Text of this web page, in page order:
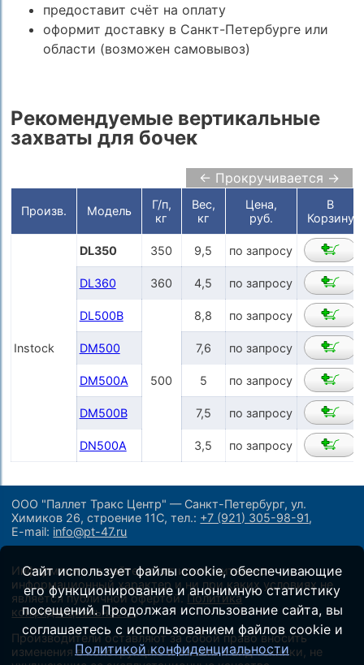
предоставит счёт на оплату
оформит доставку в Санкт-Петербурге или
области (возможен самовывоз)
Рекомендуемые вертикальные
захваты для бочек
← Прокручивается →
Произв. Модель
Г/п,
кг
Вес,
кг
Цена,
руб.
В
Корзину
Instock
DL350 350 9,5 по запросу
DL360 360 4,5 по запросу
DL500B
500
8,8 по запросу
DM500 7,6 по запросу
DM500A 5 по запросу
DM500B 7,5 по запросу
DN500A 3,5 по запросу
ООО "Паллет Тракс Центр" — Санкт-Петербург, ул.
Химиков 26, строение 11С,тел.: +7 (921) 305-98-91,
E-mail: info@pt-47.ru
Информация на сайте носит исключительно
информационный характер и ни при каких условиях не
является публичной офертой. Политика
конфиденциальности.
Производители оставляют за собой право вносить
изменения в конструкцию и внешний вид техники, не
Сайт использует файлы cookie, обеспечивающие
его функционирование и анонимную статистику
посещений. Продолжая использование сайта, вы
соглашаетесь с использованием файлов cookie и
Политикой конфиденциальности